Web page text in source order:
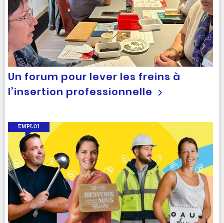
Un forum pour lever les freins à
l’insertion professionnelle
EMPLOI